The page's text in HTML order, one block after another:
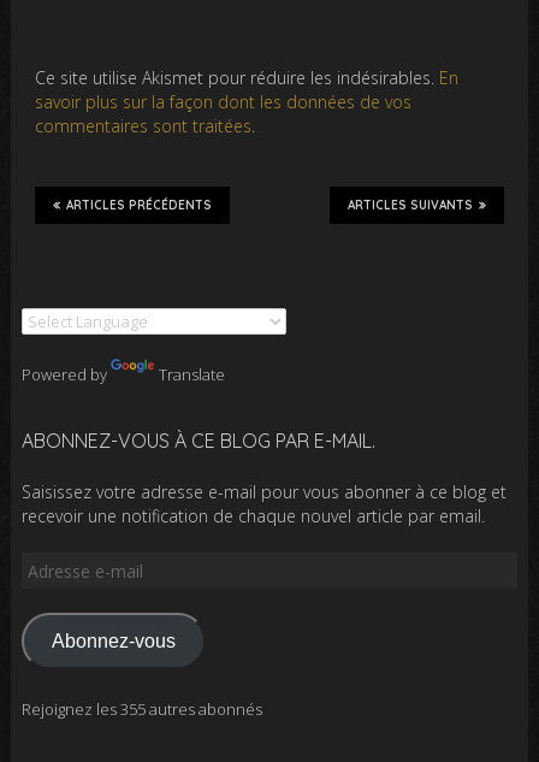
Ce site utilise Akismet pour réduire les indésirables. En
savoir plus sur la façon dont les données de vos
commentaires sont traitées.
ARTICLES SUIVANTS
ARTICLES PRÉCÉDENTS
Powered by Translate
ABONNEZ-VOUS À CE BLOG PAR E-MAIL.
Saisissez votre adresse e-mail pour vous abonner à ce blog et
recevoir une notification de chaque nouvel article par email.
Adresse
mail
Abonnez-vous
Rejoignez les 355 autres abonnés